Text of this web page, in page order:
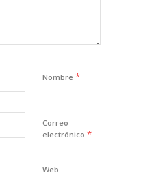
Nombre *
Correo
electrónico *
Web